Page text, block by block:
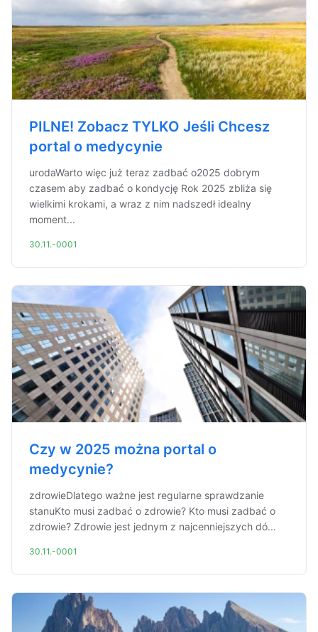
PILNE! Zobacz TYLKO Jeśli Chcesz
portal o medycynie
urodaWarto więc już teraz zadbać o2025 dobrym
czasem aby zadbać o kondycję Rok 2025 zbliża się
wielkimi krokami, a wraz z nim nadszedł idealny
moment...
30.11.-0001
Czy w 2025 można portal o
medycynie?
zdrowieDlatego ważne jest regularne sprawdzanie
stanuKto musi zadbać o zdrowie? Kto musi zadbać o
zdrowie? Zdrowie jest jednym z najcenniejszych dó...
30.11.-0001